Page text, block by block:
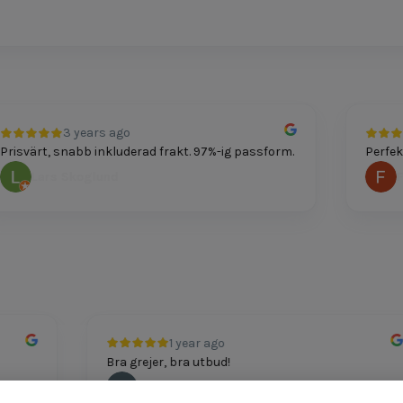
3 years ago
snabb inkluderad frakt. 97%-ig passform.
Lars Skoglund
Perfekt
1 year ago
Bra grejer, bra utbud!